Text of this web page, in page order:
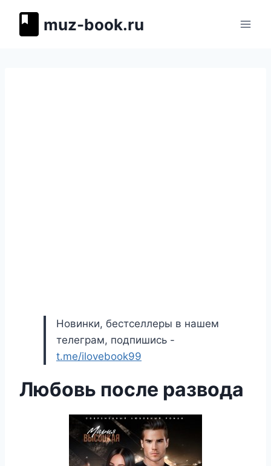
muz-book.ru
Новинки, бестселлеры в нашем
телеграм, подпишись -
t.me/ilovebook99
Любовь после развода